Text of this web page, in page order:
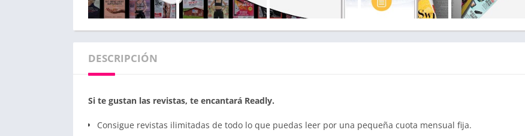
DESCRIPCIÓN
Si te gustan las revistas, te encantará Readly.
Consigue revistas ilimitadas de todo lo que puedas leer por una pequeña cuota mensual fija.